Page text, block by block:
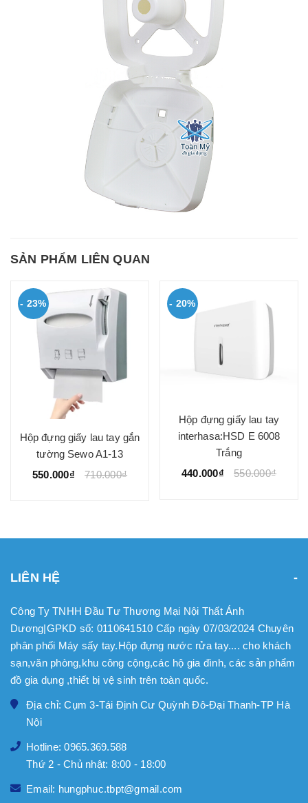
SẢN PHẨM LIÊN QUAN
- 23%
Hộp đựng giấy lau tay gắn
tường Sewo A1-13
550.000₫
710.000₫
- 20%
Hộp đựng giấy lau tay
interhasa:HSD E 6008
Trắng
440.000₫
550.000₫
LIÊN HỆ
Công Ty TNHH Đầu Tư Thương Mại Nội Thất Ánh
Dương|GPKD số: 0110641510 Cấp ngày 07/03/2024 Chuyên
phân phối Máy sấy tay.Hộp đựng nước rửa tay.... cho khách
sạn,văn phòng,khu công cộng,các hộ gia đình, các sản phẩm
đồ gia dụng ,thiết bị vệ sinh trên toàn quốc.
Địa chỉ: Cụm 3-Tái Định Cư Quỳnh Đô-Đại Thanh-TP Hà
Nội
Hotline: 0965.369.588
Thứ 2 - Chủ nhật: 8:00 - 18:00
Email: hungphuc.tbpt@gmail.com